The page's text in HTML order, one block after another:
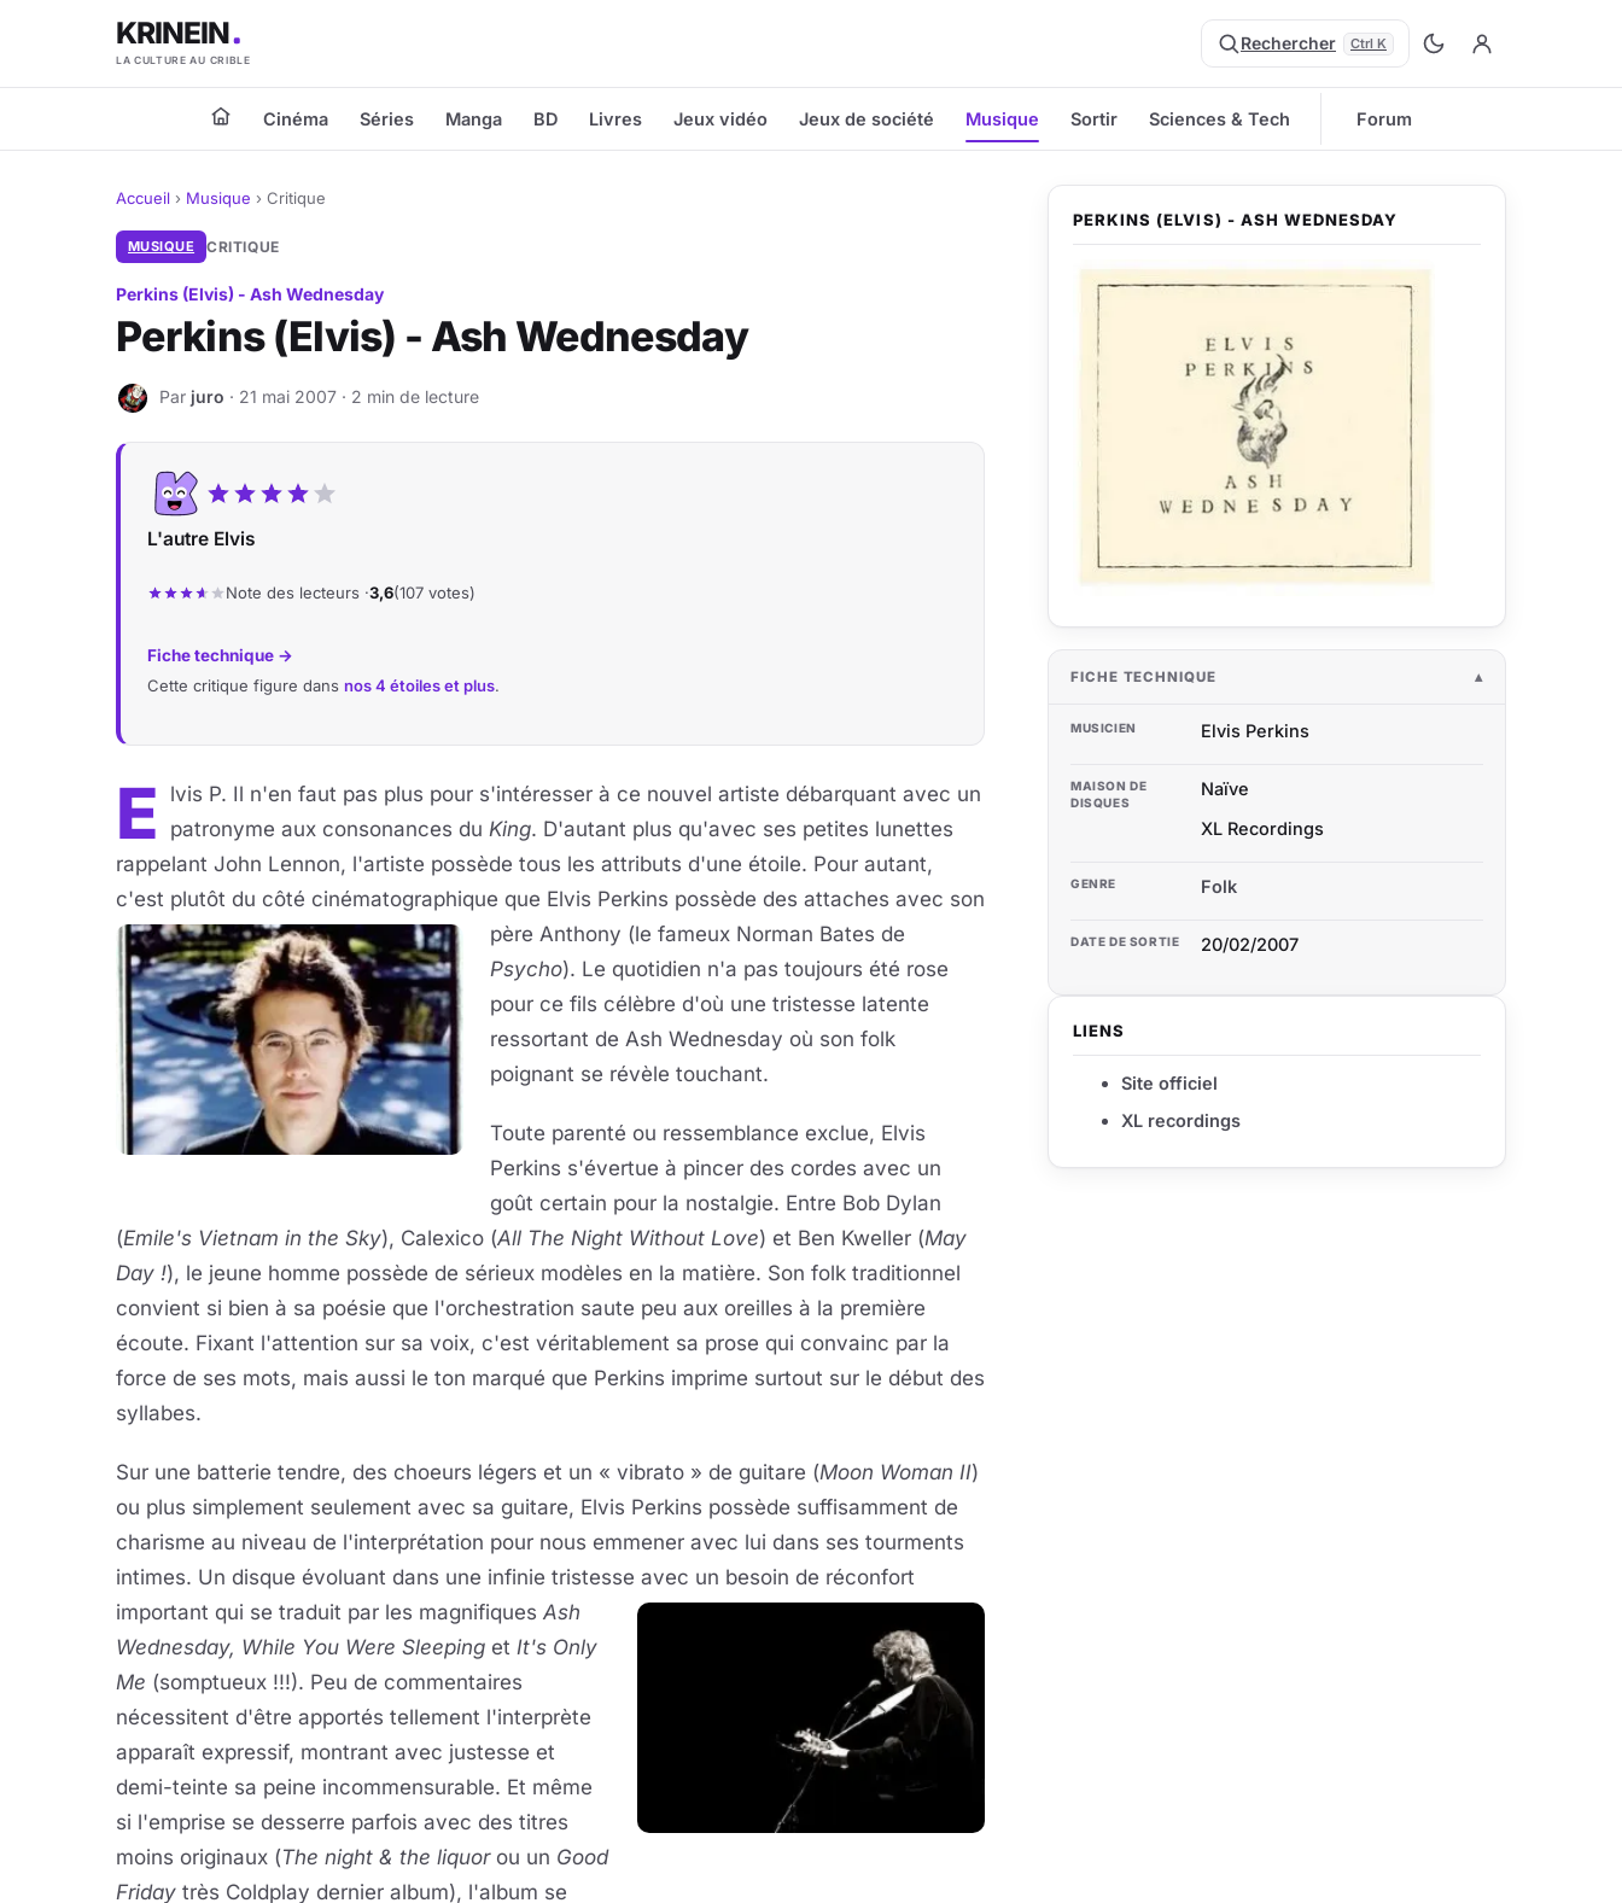
KRINEIN
LA CULTURE AU CRIBLE
Rechercher Ctrl K
Cinéma Séries Manga BD Livres Jeux vidéo Jeux de société Musique Sortir Sciences & Tech Forum
Accueil › Musique › Critique
MUSIQUE CRITIQUE
Perkins (Elvis) - Ash Wednesday
Perkins (Elvis) - Ash Wednesday
J Par juro · 21 mai 2007 · 2 min de lecture
L'autre Elvis
Note des lecteurs ·3,6(107 votes)
Fiche technique →
Cette critique figure dans nos 4 étoiles et plus.
E
lvis P. Il n'en faut pas plus pour s'intéresser à ce nouvel artiste débarquant avec un
patronyme aux consonances du King. D'autant plus qu'avec ses petites lunettes
rappelant John Lennon, l'artiste possède tous les attributs d'une étoile. Pour autant,
c'est plutôt du côté cinématographique que Elvis Perkins possède des attaches avec son
père Anthony (le fameux Norman Bates de
Psycho). Le quotidien n'a pas toujours été rose
pour ce fils célèbre d'où une tristesse latente
ressortant de Ash Wednesday où son folk
poignant se révèle touchant.
Toute parenté ou ressemblance exclue, Elvis
Perkins s'évertue à pincer des cordes avec un
goût certain pour la nostalgie. Entre Bob Dylan
(Emile's Vietnam in the Sky), Calexico (All The Night Without Love) et Ben Kweller (May
Day !), le jeune homme possède de sérieux modèles en la matière. Son folk traditionnel
convient si bien à sa poésie que l'orchestration saute peu aux oreilles à la première
écoute. Fixant l'attention sur sa voix, c'est véritablement sa prose qui convainc par la
force de ses mots, mais aussi le ton marqué que Perkins imprime surtout sur le début des
syllabes.
Sur une batterie tendre, des choeurs légers et un « vibrato » de guitare (Moon Woman II)
ou plus simplement seulement avec sa guitare, Elvis Perkins possède suffisamment de
charisme au niveau de l'interprétation pour nous emmener avec lui dans ses tourments
intimes. Un disque évoluant dans une infinie tristesse avec un besoin de réconfort
important qui se traduit par les magnifiques Ash
Wednesday, While You Were Sleeping et It's Only
Me (somptueux !!!). Peu de commentaires
nécessitent d'être apportés tellement l'interprète
apparaît expressif, montrant avec justesse et
demi-teinte sa peine incommensurable. Et même
si l'emprise se desserre parfois avec des titres
moins originaux (The night & the liquorou un Good
Friday très Coldplay dernier album), l'album se
PERKINS (ELVIS) - ASH WEDNESDAY
FICHE TECHNIQUE
MUSICIEN Elvis Perkins
MAISON DE
DISQUES
Naïve
XL Recordings
GENRE Folk
DATE DE SORTIE 20/02/2007
LIENS
Site officiel
XL recordings